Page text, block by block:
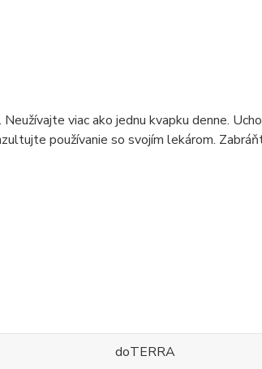
Neužívajte viac ako jednu kvapku denne.
používanie so svojím lekárom.
doTERRA